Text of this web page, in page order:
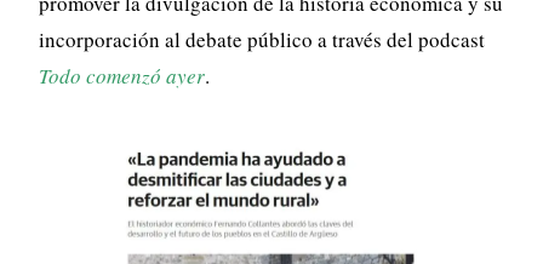
incorporación al debate público a través del podcast
Todo comenzó ayer.